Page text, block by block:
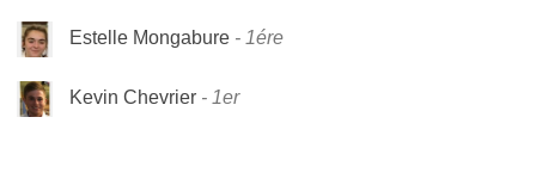
Estelle Mongabure 1ére
Kevin Chevrier 1er